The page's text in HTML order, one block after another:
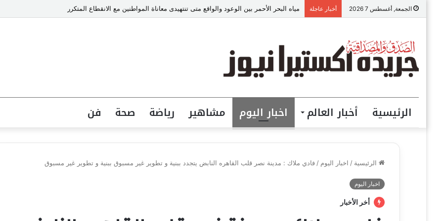
الجمعة, أغسطس 7 2026 أخبار عاجلة مياه البحر الأحمر بين الوعود والواقع متى تنتهيدى معاناة المواطنين مع الانقطاع المتكرر
الرئيسية أخبار العالم اخبار اليوم مشاهير رياضة صحة فن
الرئيسية / اخبار اليوم / فادي ملاك : مدينة نصر قلب القاهره النابض يتجدد ببنية و تطوير غير مسبوق ببنية و تطوير غير مسبوق
اخبار اليوم
أخر الأخبار